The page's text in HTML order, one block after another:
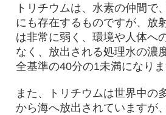
トリチウムは、水素の仲間で
にも存在するものですが、放
は非常に弱く、環境や人体へ
なく、放出される処理水の濃
全基準の40分の1未満になりま
また、トリチウムは世界中の
から海へ放出されていますが